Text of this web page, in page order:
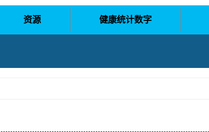
资源 健康统计数字